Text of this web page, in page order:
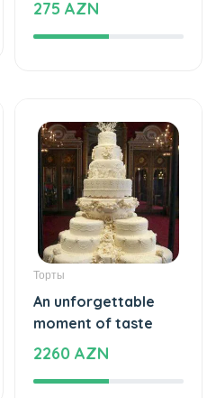
Торты
An unforgettable
moment of taste
2260 AZN